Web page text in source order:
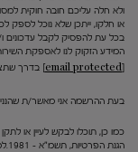
ולא חלה עליכם חובה חוקית
או חלקו, ייתכן שלא נוכל לספק
בכל עת להפסיק לקבל עדכונים
המידע הזקוק לנו לאספקת השירות, וזאת
[email protected]
בדרך
בעת ההרשמה אני מאשר/ת שהנני מעל גיל
כמו כן, תוכלו לבקש לעיין או